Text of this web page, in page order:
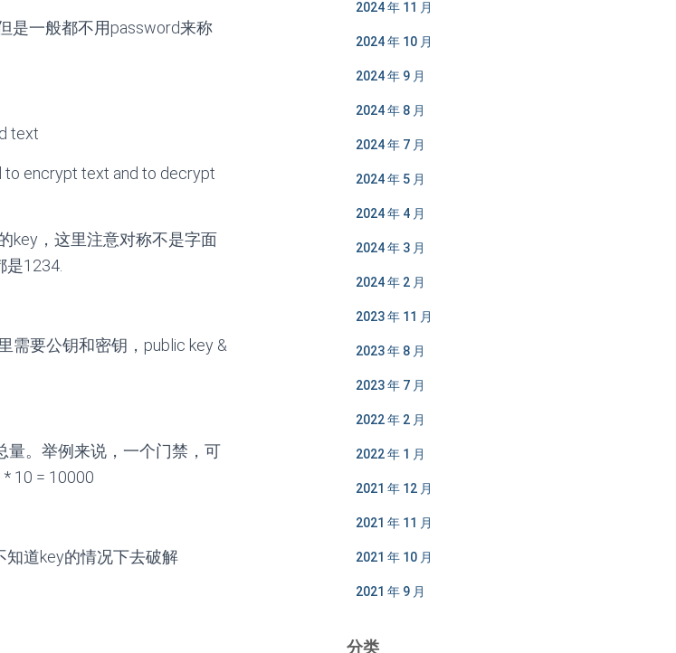
是一般都不用password来称
text
encrypt text and to decrypt
key，这里注意对称不是字面
是1234.
需要公钥和密钥，public key &
量。举例来说，一个门禁，可
10 = 10000
知道key的情况下去破解
2024 年 11 月
2024 年 10 月
2024 年 9 月
2024 年 8 月
2024 年 7 月
2024 年 5 月
2024 年 4 月
2024 年 3 月
2024 年 2 月
2023 年 11 月
2023 年 8 月
2023 年 7 月
2022 年 2 月
2022 年 1 月
2021 年 12 月
2021 年 11 月
2021 年 10 月
2021 年 9 月
分类